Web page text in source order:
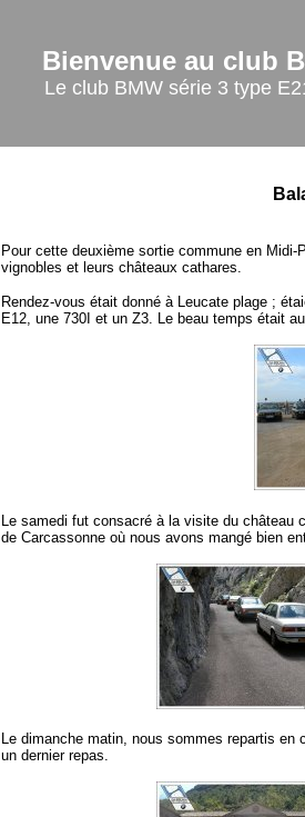
Bienvenue au club
Le club BMW série 3 type
Pour cette deuxième sortie commune en
vignobles et leurs châteaux cathares.
Rendez-vous était donné à Leucate plage ;
E12, une 730I et un Z3. Le beau temps était
Le samedi fut consacré à la visite du château
de Carcassonne où nous avons mangé bien
Le dimanche matin, nous sommes repartis en
un dernier repas.